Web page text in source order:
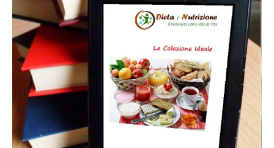
Fiori di Bach
PER LE EMOZIONI E SOMATIZZAZIONI
SCOPRI DI PIÙ